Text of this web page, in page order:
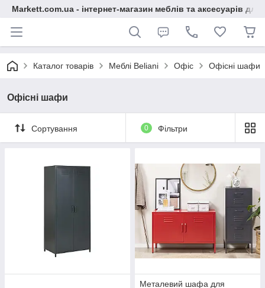
Markett.com.ua - інтернет-магазин меблів та аксесуарів для
Каталог товарів Меблі Beliani Офіс Офісні шафи
Офісні шафи
Сортування 0 Фільтри
Металевий шафа для